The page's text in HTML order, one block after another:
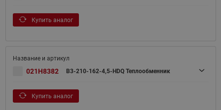
Купить аналог
021H8382 B3-210-162-4,5-HDQ Теплообменник
Купить аналог